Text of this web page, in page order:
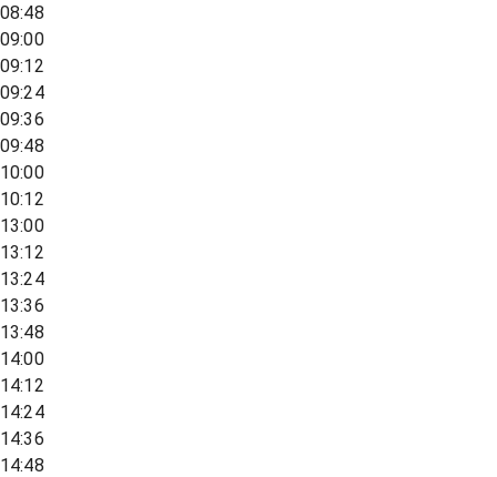
08:48
09:00
09:12
09:24
09:36
09:48
10:00
10:12
13:00
13:12
13:24
13:36
13:48
14:00
14:12
14:24
14:36
14:48